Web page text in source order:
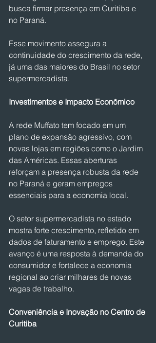
busca firmar presença em Curitiba e
no Paraná.
Esse movimento assegura a
continuidade do crescimento da rede,
já uma das maiores do Brasil no setor
supermercadista.
Investimentos e Impacto Econômico
A rede Muffato tem focado em um
plano de expansão agressivo, com
novas lojas em regiões como o Jardim
das Américas. Essas aberturas
reforçam a presença robusta da rede
no Paraná e geram empregos
essenciais para a economia local.
O setor supermercadista no estado
mostra forte crescimento, refletido em
dados de faturamento e emprego. Este
avanço é uma resposta à demanda do
consumidor e fortalece a economia
regional ao criar milhares de novas
vagas de trabalho.
Conveniência e Inovação no Centro de
Curitiba